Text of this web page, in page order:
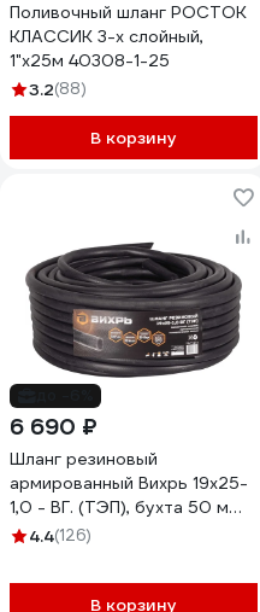
Поливочный шланг РОСТОК
КЛАССИК 3-х слойный,
1"х25м 40308-1-25
3.2(88)
В корзину
6 690 ₽
Шланг резиновый
армированный Вихрь 19х25-
1,0 - ВГ. (ТЭП), бухта 50 м
(чёрный) 73/7/2/3
4.4(126)
В корзину